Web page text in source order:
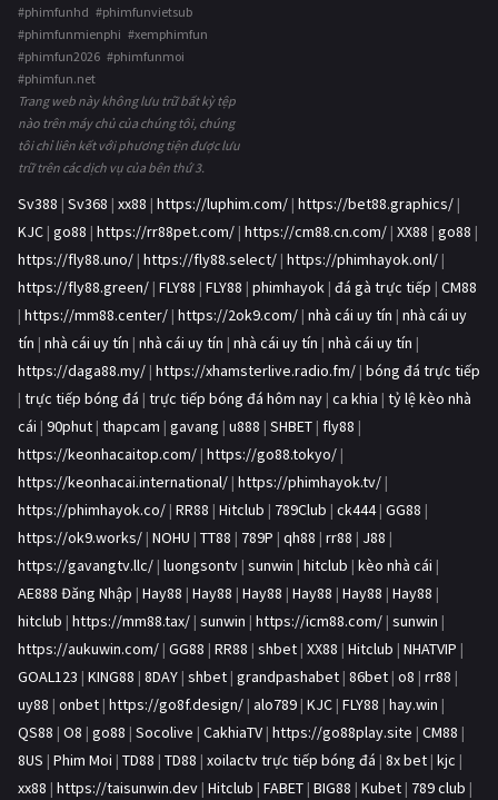
#phimfunhd #phimfunvietsub
#phimfunmienphi #xemphimfun
#phimfun2026 #phimfunmoi
#phimfun.net
Trang web này không lưu trữ bất kỳ tệp
nào trên máy chủ của chúng tôi, chúng
tôi chỉ liên kết với phương tiện được lưu
trữ trên các dịch vụ của bên thứ 3.
Sv388 | Sv368 | xx88 | https://luphim.com/ | https://bet88.graphics/ |
KJC | go88 | https://rr88pet.com/ | https://cm88.cn.com/ | XX88 | go88 |
https://fly88.uno/ | https://fly88.select/ | https://phimhayok.onl/ |
https://fly88.green/ | FLY88 | FLY88 | phimhayok | đá gà trực tiếp | CM88
| https://mm88.center/ | https://2ok9.com/ | nhà cái uy tín | nhà cái uy
tín | nhà cái uy tín | nhà cái uy tín | nhà cái uy tín | nhà cái uy tín |
https://daga88.my/ | https://xhamsterlive.radio.fm/ | bóng đá trực tiếp
| trực tiếp bóng đá | trực tiếp bóng đá hôm nay | ca khia | tỷ lệ kèo nhà
cái | 90phut | thapcam | gavang | u888 | SHBET | fly88 |
https://keonhacaitop.com/ | https://go88.tokyo/ |
https://keonhacai.international/ | https://phimhayok.tv/ |
https://phimhayok.co/ | RR88 | Hitclub | 789Club | ck444| GG88 |
https://ok9.works/ | NOHU | TT88 | 789P | qh88 | rr88 | J88 |
https://gavangtv.llc/ | luongsontv | sunwin | hitclub | kèo nhà cái |
AE888 Đăng Nhập | Hay88 | Hay88 | Hay88 | Hay88 | Hay88 | Hay88 |
hitclub | https://mm88.tax/ | sunwin | https://icm88.com/ | sunwin |
https://aukuwin.com/ | GG88 | RR88 | shbet | XX88 | Hitclub | NHATVIP |
GOAL123 | KING88 | 8DAY | shbet | grandpashabet | 86bet | o8 | rr88 |
uy88 | onbet | https://go8f.design/ | alo789 | KJC | FLY88 | hay.win |
QS88 | O8 | go88 | Socolive | CakhiaTV | https://go88play.site | CM88 |
8US | Phim Moi | TD88 | TD88 | xoilactv trực tiếp bóng đá | 8x bet | kjc |
xx88 | https://taisunwin.dev | Hitclub | FABET | BIG88 | Kubet | 789 club |